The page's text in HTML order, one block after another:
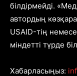
білдірмейді.
автордың
USAID-тің
міндетті түрде
Хабарласыңыз: